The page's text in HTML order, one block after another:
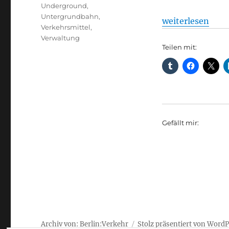
„U-Bahn:
weiterlesen
Teilen mit:
Gefällt mir:
Underground,
Untergrundbahn,
Verkehrsmittel,
Verwaltung
Archiv von: Berlin:Verkehr Stolz präsentiert von